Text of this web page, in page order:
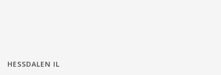
HESSDALEN IL